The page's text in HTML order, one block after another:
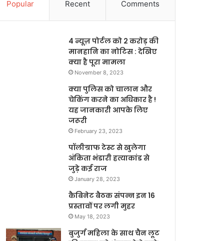
Popular Recent Comments
4 न्यूज़ पोर्टल को 2 करोड़ की
मानहानि का नोटिस : देखिए
क्या है पूरा मामला
November 8, 2023
क्या पुलिस को चालान और
चेकिंग करने का अधिकार है !
यह जानकारी आपके लिए
जरूरी
February 23, 2023
पॉलीग्राफ टेस्ट से खुलेगा
अंकिता भंडारी हत्याकांड से
जुड़े कई राज
January 28, 2023
कैबिनेट बैठक संपन्न इन 16
प्रस्तावों पर लगी मुहर
May 18, 2023
बुजुर्ग महिला के साथ चैन लूट